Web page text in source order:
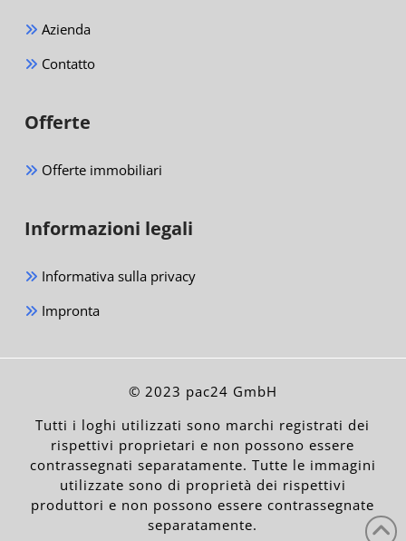
Azienda
Contatto
Offerte
Offerte immobiliari
Informazioni legali
Informativa sulla privacy
Impronta
© 2023 pac24 GmbH
Tutti i loghi utilizzati sono marchi registrati dei
rispettivi proprietari e non possono essere
contrassegnati separatamente. Tutte le immagini
utilizzate sono di proprietà dei rispettivi
produttori e non possono essere contrassegnate
separatamente.